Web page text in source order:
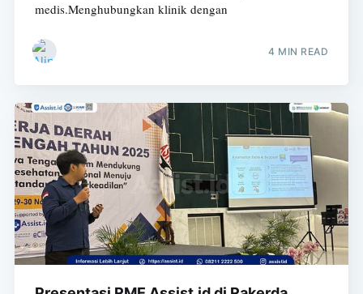
medis.Menghubungkan klinik dengan
4 MIN READ